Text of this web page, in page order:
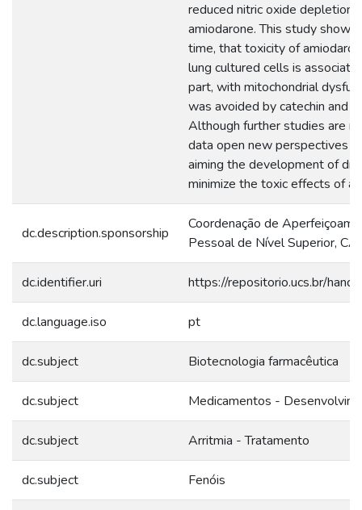
reduced nitric oxide depletion
amiodarone. This study
time, that toxicity of
lung cultured cells is
part, with mitochondrial
was avoided by catechin and
Although further studies are
data open new perspectives
aiming the development of
minimize the toxic effects of
dc.description.sponsorship
Coordenação de
Pessoal de Nível Superior,
dc.identifier.uri https://repositorio.ucs.br/
dc.language.iso pt
dc.subject Biotecnologia farmacêutica
dc.subject Medicamentos -
dc.subject Arritmia - Tratamento
dc.subject Fenóis